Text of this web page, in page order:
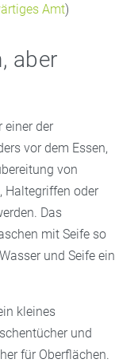
Amt)
aber
einer der
vor dem Essen,
von
Haltegriffen oder
Das
mit Seife so
und Seife ein
kleines
und
für Oberflächen.